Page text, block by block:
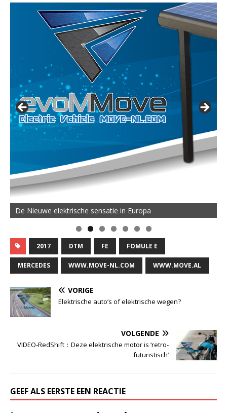
De Nieuwe elektrische sensatie in Europa
2017 DTM FE FOMULE E
MERCEDES WWW.MOVE-NL.COM WWW.MOVE.AL
VORIGE
Elektrische auto’s of elektrische wegen?
VOLGENDE
VIDEO-RedShift：Deze elektrische motor is ‘retro-
futuristisch’
GEEF ALS EERSTE EEN REACTIE